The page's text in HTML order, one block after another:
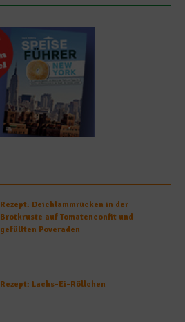
Rezept: Deichlammrücken in der
Brotkruste auf Tomatenconfit und
gefüllten Poveraden
Rezept: Lachs-Ei-Röllchen